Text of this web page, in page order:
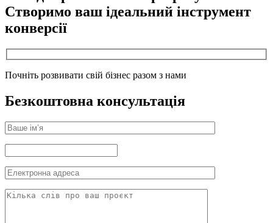
Створимо ваш ідеальний інструмент
конверсії
Почніть розвивати свій бізнес разом з нами
Безкоштовна консультація